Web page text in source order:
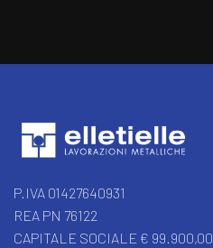
P.IVA 01427640931
REA PN 76122
CAPITALE SOCIALE € 99.900,00